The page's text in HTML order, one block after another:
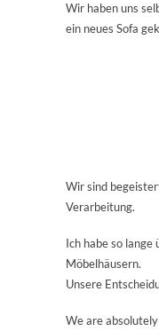
Wir haben uns
ein neues Sofa
Wir sind
Verarbeitung.
Ich habe so
Möbelhäusern.
Unsere
We are